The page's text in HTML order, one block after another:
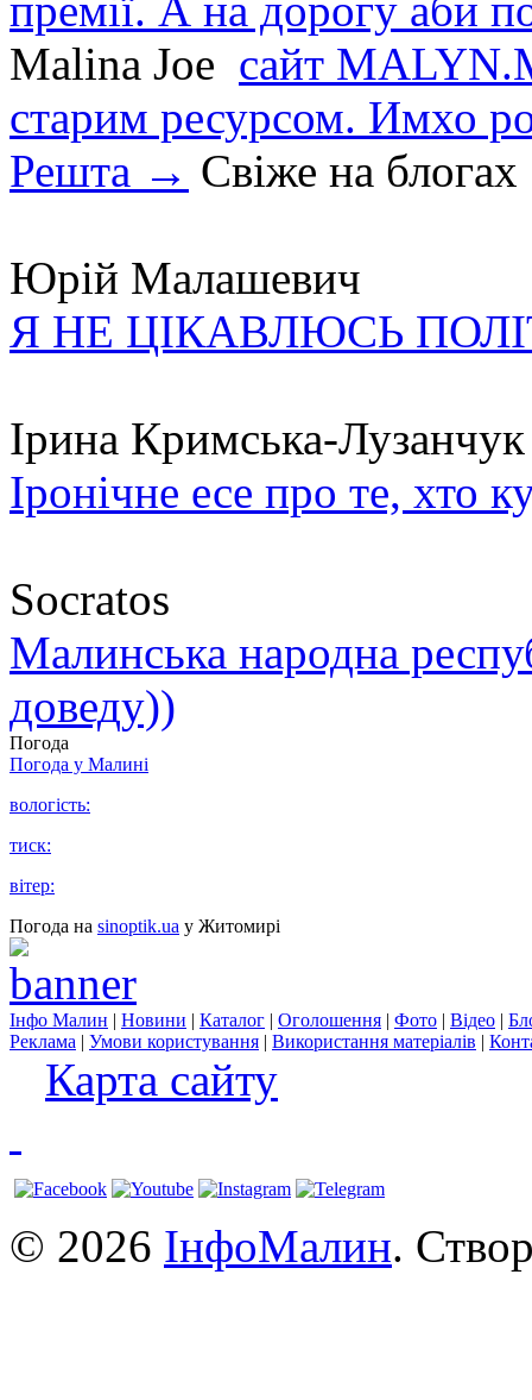
премії. А на дорогу аби
Malina Joe сайт
старим ресурсом. Имхо
Решта → Свіже на блогах
Юрій Малашевич
Я НЕ ЦІКАВЛЮСЬ
Ірина Кримська-Лузанчук
Іронічне есе про те, хто
Socratos
Малинська народна
доведу))
Погода
Погода у Малині
вологість:
тиск:
вітер:
Погода на sinoptik.ua у Житомирі
Інфо Малин | Новини | Каталог | Оголошення | Фото | Відео |
Реклама | Умови користування | Використання матеріалів |
Карта сайту
© 2026 ІнфоМалин.